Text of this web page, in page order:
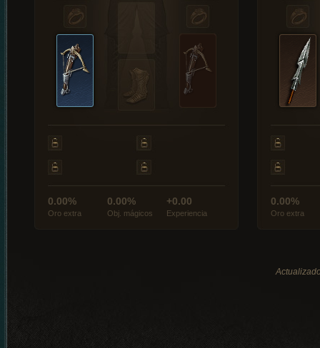
0.00%
Oro extra
0.00%
Obj. mágicos
+0.00
Experiencia
0.00%
Oro extra